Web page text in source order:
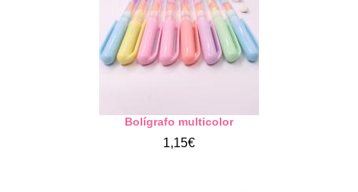
Bolígrafo multicolor
1,15€